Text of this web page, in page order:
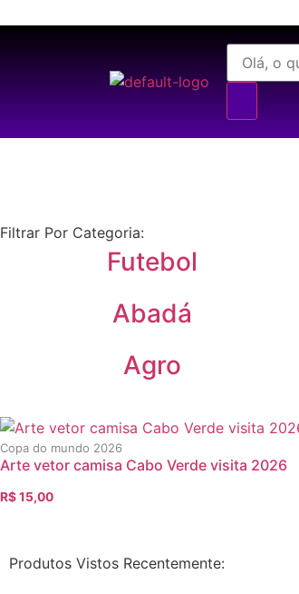
Filtrar Por Categoria:
Futebol
Abadá
Agro
Copa do mundo 2026
Arte vetor camisa Cabo Verde visita 2026
R$15,00
Produtos Vistos Recentemente: